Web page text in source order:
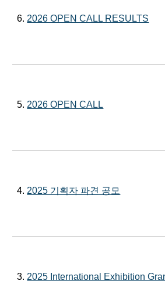
6. 2026 OPEN CALL RESULTS
5. 2026 OPEN CALL
4. 2025 기획자 파견 공모
3. 2025 International Exhibition